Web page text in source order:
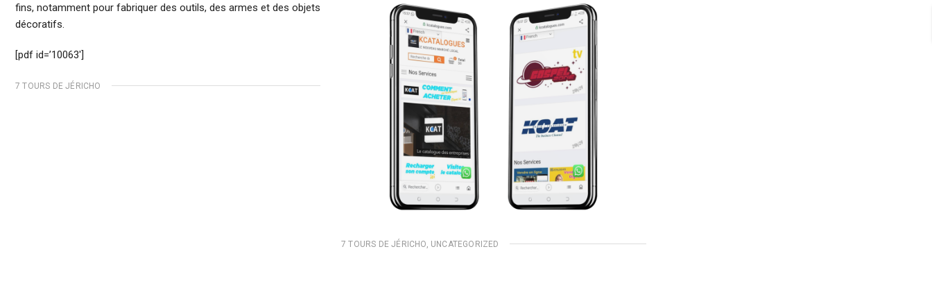
fins, notamment pour fabriquer des outils, des armes et des objets
décoratifs.
[pdf id=’10063′]
7 TOURS DE JÉRICHO
7 TOURS DE JÉRICHO, UNCATEGORIZED